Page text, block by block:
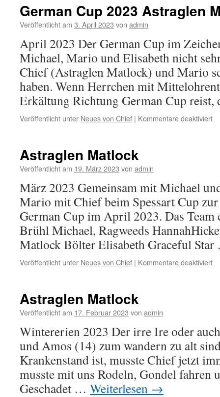
German Cup 2023 Astraglen
Veröffentlicht am 3. April 2023 von admin
April 2023 Der German Cup im
Michael, Mario und Elisabeth nicht
Chief (Astraglen Matlock) und Mario
haben. Wenn Herrchen mit
Erkältung Richtung German Cup
Veröffentlicht unter Neues von Chief | Kommentare deaktiviertfür
Astraglen Matlock
Veröffentlicht am 19. März 2023 von admin
März 2023 Gemeinsam mit Michael
Mario mit Chief beim Spessart Cup
German Cup im April 2023. Das Team
Brühl Michael, Ragweeds
Matlock Bölter Elisabeth Graceful
Veröffentlicht unter Neues von Chief | Kommentare deaktiviertfür
Astraglen Matlock
Veröffentlicht am 17. Februar 2023 von admin
Wintererien 2023 Der irre Ire oder
und Amos (14) zum wandern zu alt
Krankenstand ist, musste Chief jetzt
musste mit uns Rodeln, Gondel fahren
Geschadet … Weiterlesen →